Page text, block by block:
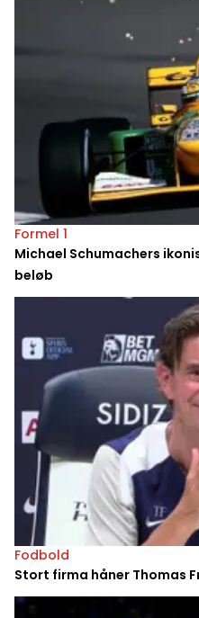
Formel 1
Michael Schumachers
beløb
Fodbold
Stort firma håner Thomas